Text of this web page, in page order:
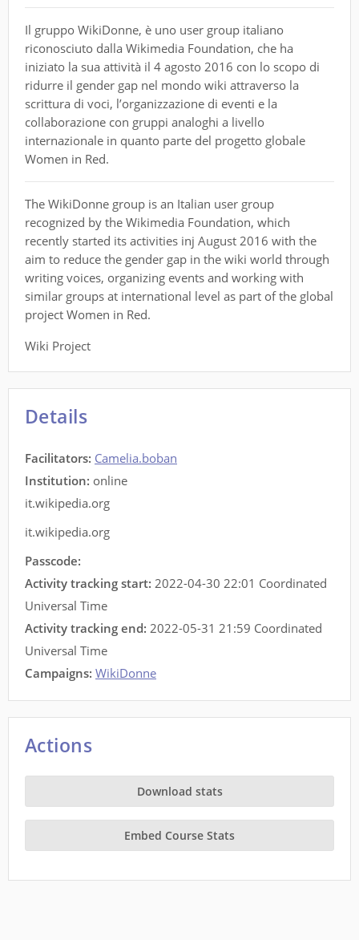
Il gruppo WikiDonne, è uno user group italiano
riconosciuto dalla Wikimedia Foundation, che ha
iniziato la sua attività il 4 agosto 2016 con lo scopo di
ridurre il gender gap nel mondo wiki attraverso la
scrittura di voci, l’organizzazione di eventi e la
collaborazione con gruppi analoghi a livello
internazionale in quanto parte del progetto globale
Women in Red.
The WikiDonne group is an Italian user group
recognized by the Wikimedia Foundation, which
recently started its activities inj August 2016 with the
aim to reduce the gender gap in the wiki world through
writing voices, organizing events and working with
similar groups at international level as part of the global
project Women in Red.
Wiki Project
Details
Facilitators: Camelia.boban
Institution: online
it.wikipedia.org
it.wikipedia.org
Passcode:
Activity tracking start: 2022-04-30 22:01 Coordinated
Universal Time
Activity tracking end: 2022-05-31 21:59 Coordinated
Universal Time
Campaigns: WikiDonne
Actions
Download stats
Embed Course Stats